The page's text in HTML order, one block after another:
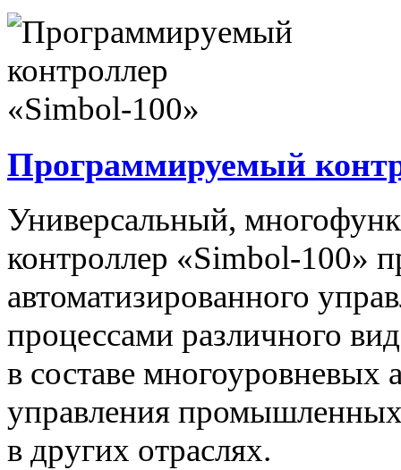
Программируемый
Универсальный,
контроллер «Simbol-100»
автоматизированного
процессами различного
в составе многоуровневых
управления
в других отраслях.